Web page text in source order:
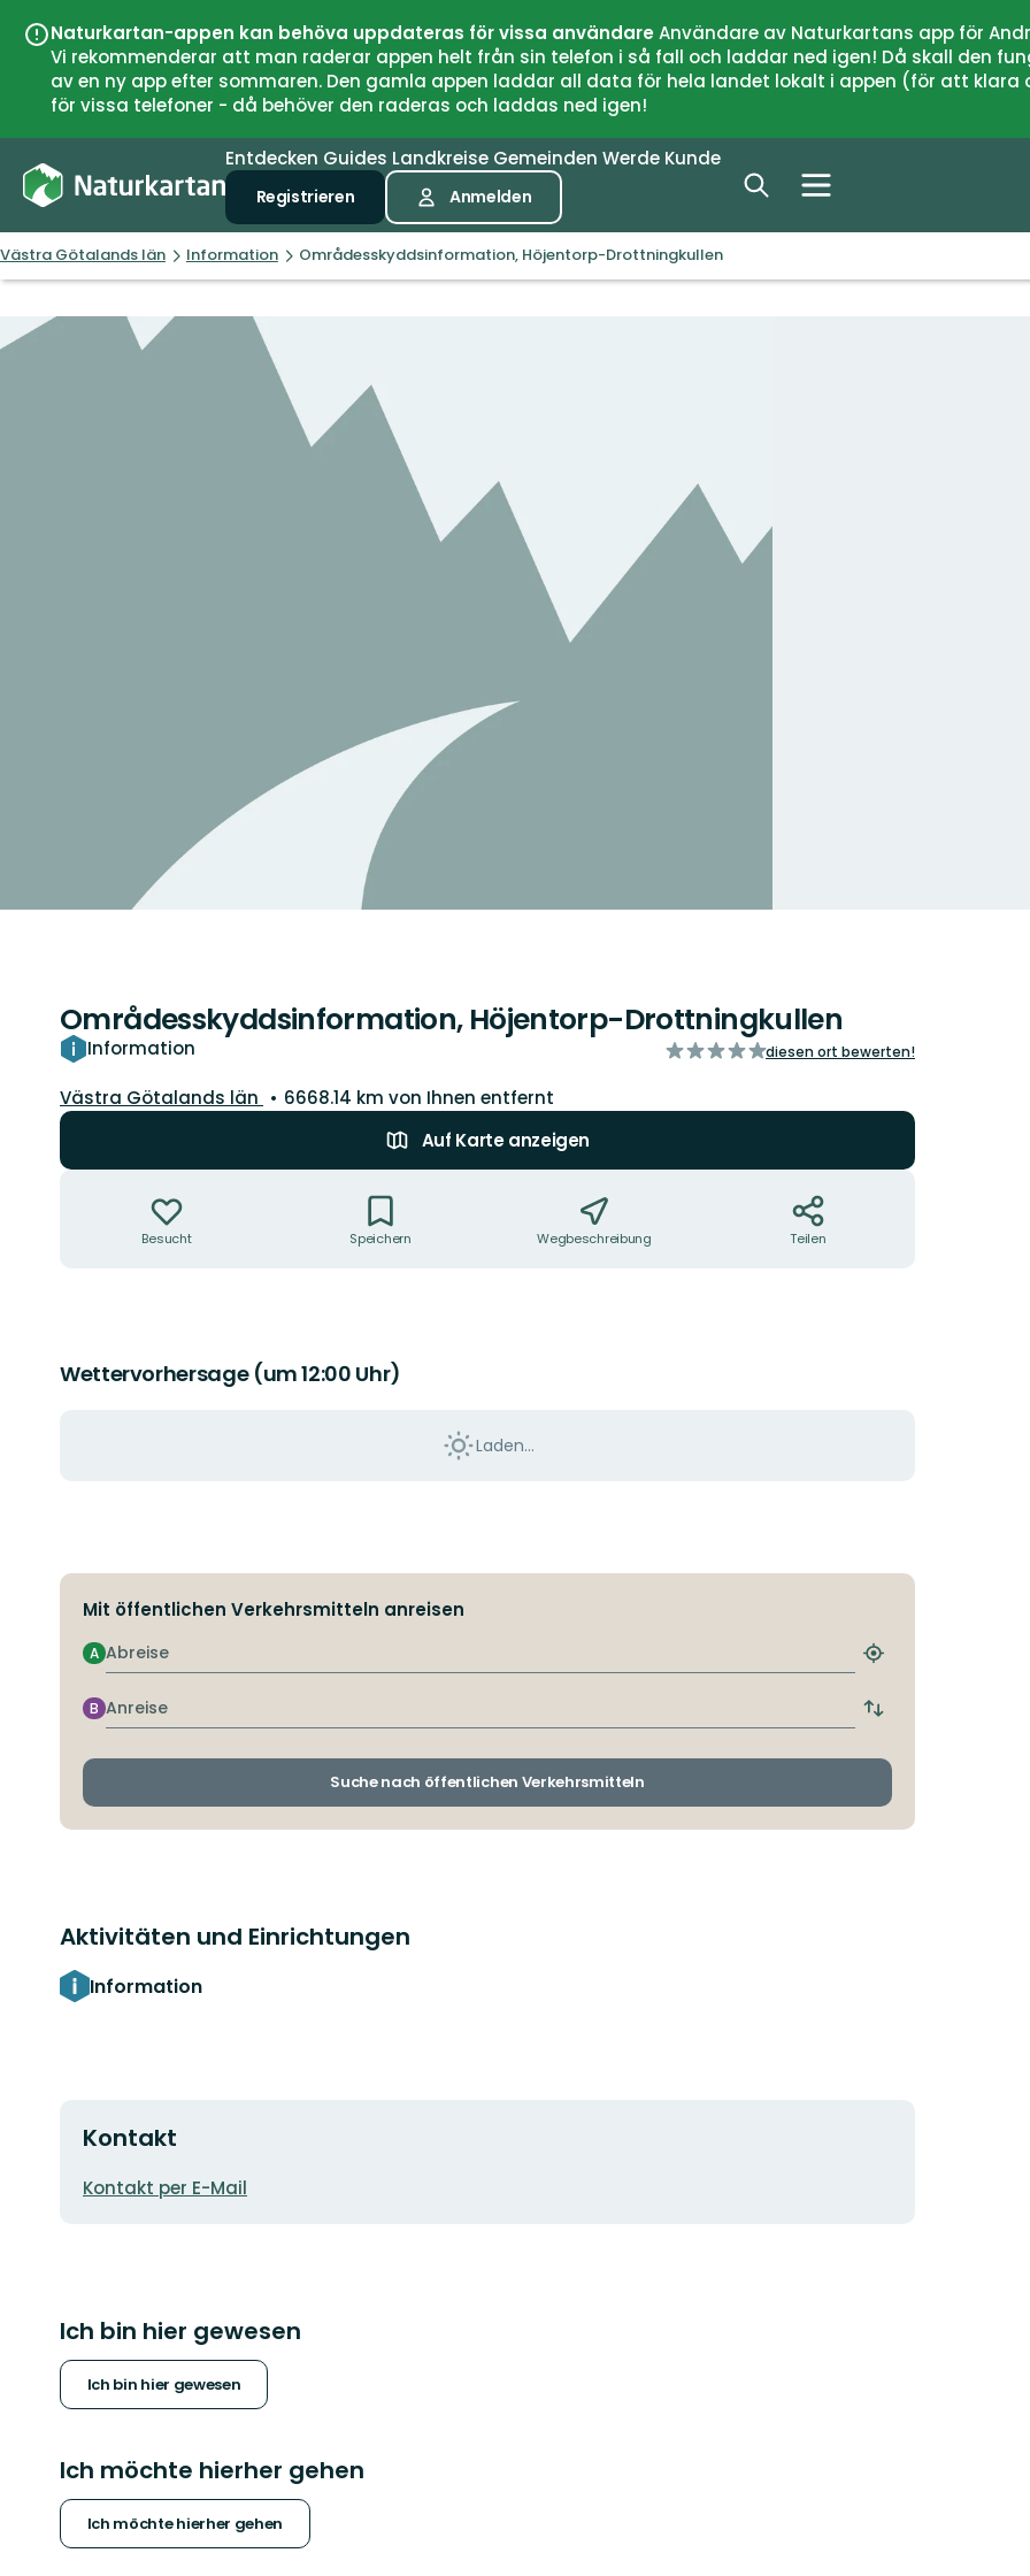
Naturkartan-appen kan behöva uppdateras för vissa användareAnvändare av Naturkartans app för
Vi rekommenderar att man raderar appen helt från sin telefon i så fall och laddar ned igen! Då skall den
av en ny app efter sommaren. Den gamla appen laddar all data för hela landet lokalt i appen (för att
för vissa telefoner - då behöver den raderas och laddas ned igen!
Entdecken Guides Landkreise Gemeinden Werde Kunde
Registrieren Anmelden
Västra Götalands län Information Områdesskyddsinformation, Höjentorp-Drottningkullen
Områdesskyddsinformation, Höjentorp-Drottningkullen
Information
von
diesen ort bewerten!
Landkreis:
Västra Götalands län
6668.14 km von Ihnen entfernt
Auf Karte anzeigen
Besucht Speichern Wegbeschreibung Teilen
Wettervorhersage (um 12:00 Uhr)
Laden...
Mit öffentlichen Verkehrsmitteln anreisen
Abreise
A
Nächstgelegene
finden
Anreise
B
Abfahrts-
Ankunftshaltestellen
Suche nach öffentlichen Verkehrsmitteln
Aktivitäten und Einrichtungen
Information
Kontakt
E-
Kontakt per E-Mail
Ich bin hier gewesen
Ich bin hier gewesen
Ich möchte hierher gehen
Ich möchte hierher gehen